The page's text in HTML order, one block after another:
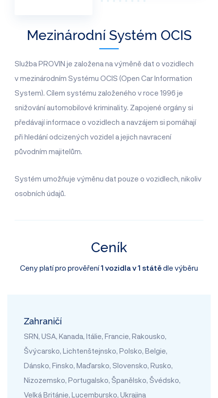
Mezinárodní Systém OCIS
Služba PROVIN je založena na výměně dat o vozidlech
v mezinárodním Systému OCIS (Open Car Information
System). Cílem systému založeného v roce 1996 je
snižování automobilové kriminality. Zapojené orgány si
předávají informace o vozidlech a navzájem si pomáhají
při hledání odcizených vozidel a jejich navracení
původním majitelům.
Systém umožňuje výměnu dat pouze o vozidlech, nikoliv
osobních údajů.
Ceník
Ceny platí pro prověření1 vozidla v 1 státědle výběru
Zahraničí
SRN, USA, Kanada, Itálie, Francie, Rakousko,
Švýcarsko, Lichtenštejnsko, Polsko, Belgie,
Dánsko, Finsko, Maďarsko, Slovensko, Rusko,
Nizozemsko, Portugalsko, Španělsko, Švédsko,
Velká Británie, Lucembursko, Ukrajina